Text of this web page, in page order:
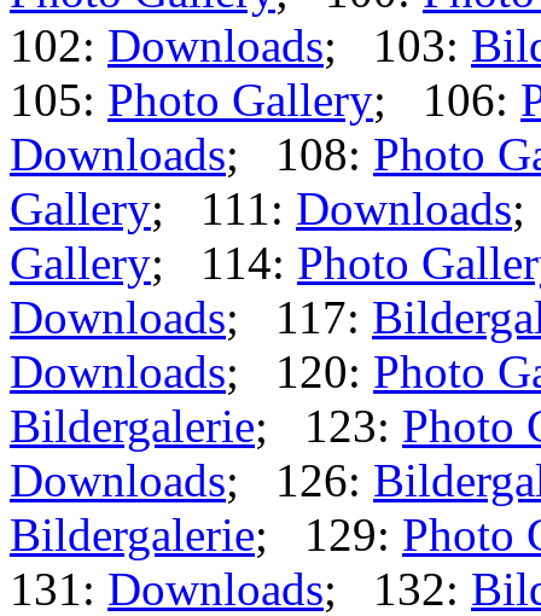
102: Downloads; 103:
105: Photo Gallery; 106:
Downloads; 108: Photo
Gallery; 111: Downloads;
Gallery; 114: Photo
Downloads; 117:
Downloads; 120: Photo
Bildergalerie; 123: Photo
Downloads; 126:
Bildergalerie; 129: Photo
131: Downloads; 132: